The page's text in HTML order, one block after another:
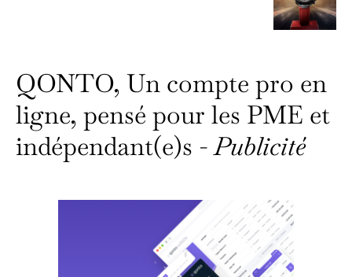
QONTO, Un compte pro en
ligne, pensé pour les PME et
indépendant(e)s -Publicité